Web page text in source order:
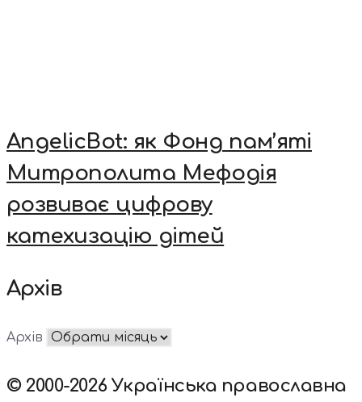
AngelicBot: як Фонд пам’яті
Митрополита Мефодія
розвиває цифрову
катехизацію дітей
Архів
Архів
© 2000-2026 Українська православна